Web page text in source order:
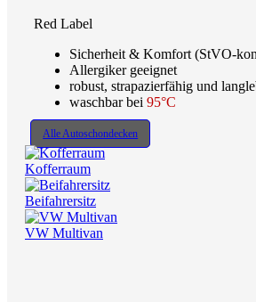
Red Label
Sicherheit & Komfort (StVO-
Allergiker geeignet
robust, strapazierfähig und
waschbar bei 95°C
Alle Autoschondecken
Kofferraum
Beifahrersitz
VW Multivan